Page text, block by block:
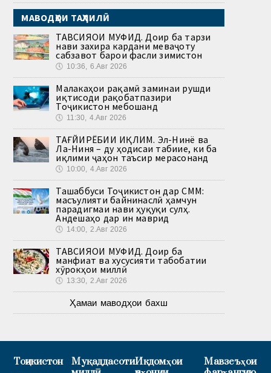
МАВОДҲОИ ТАҲЛИЛӢ
ТАВСИЯҲОИ МУФИД. Доир ба тарзи
нави захира кардани меваҷоту
сабзавот барои фасли зимистон
🕔 10:36, 6.Авг 2026
Малакаҳои рақамӣ заминаи рушди
иқтисоди рақобатпазири
Тоҷикистон мебошанд
🕔 11:30, 4.Авг 2026
ТАҒЙИРЁБИИ ИҚЛИМ. Эл-Нинё ва
Ла-Ниня – ду ҳодисаи табиие, ки ба
иқлими ҷаҳон таъсир мерасонанд
🕔 10:00, 4.Авг 2026
Ташаббуси Тоҷикистон дар СММ:
масъулияти байнинаслӣ ҳамчун
парадигмаи нави ҳуқуқи сулҳ.
Андешаҳо дар ин маврид
🕔 14:00, 2.Авг 2026
ТАВСИЯҲОИ МУФИД. Доир ба
манфиат ва хусусияти табобатии
хӯрокҳои миллӣ
🕔 13:30, 2.Авг 2026
Ҳамаи маводҳои бахш
Тоҷикистон
МуқаддасотиИқдомҳои
Мавзеъҳои